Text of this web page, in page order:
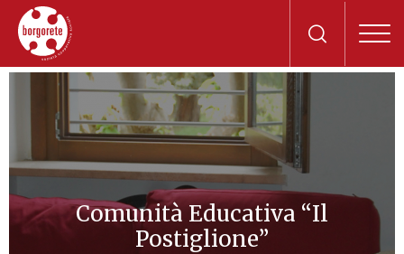
Comunità Educativa “Il
Postiglione”